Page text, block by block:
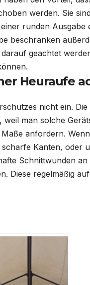
werden. Sie
runden Ausgabe
beschränken
geachtet
Heuraufe
nicht ein. Die
man solche
anfordern.
Kanten, oder
Schnittwunden
Diese regelmäßig